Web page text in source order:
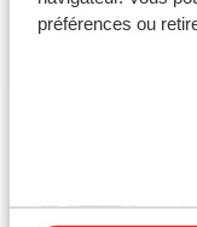
préférences ou
Une